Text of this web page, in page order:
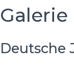
Deutsche